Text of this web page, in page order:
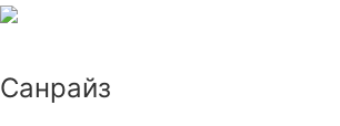
Санрайз